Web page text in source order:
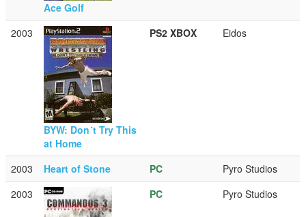
Ace Golf
2003
BYW: Don´t Try This
at Home
PS2 XBOX Eidos
2003 Heart of Stone PC
Pyro Studios
2003
PC Pyro Studios